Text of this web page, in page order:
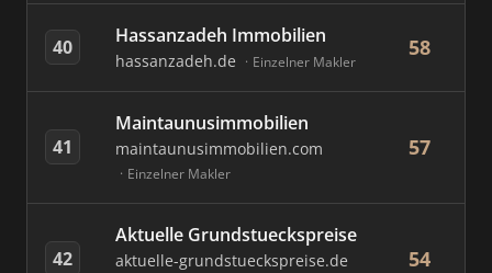
40 Hassanzadeh Immobilien
hassanzadeh.de Einzelner Makler
58
41
Maintaunusimmobilien
maintaunusimmobilien.com
Einzelner Makler
57
42
Aktuelle Grundstueckspreise
aktuelle-grundstueckspreise.de 54